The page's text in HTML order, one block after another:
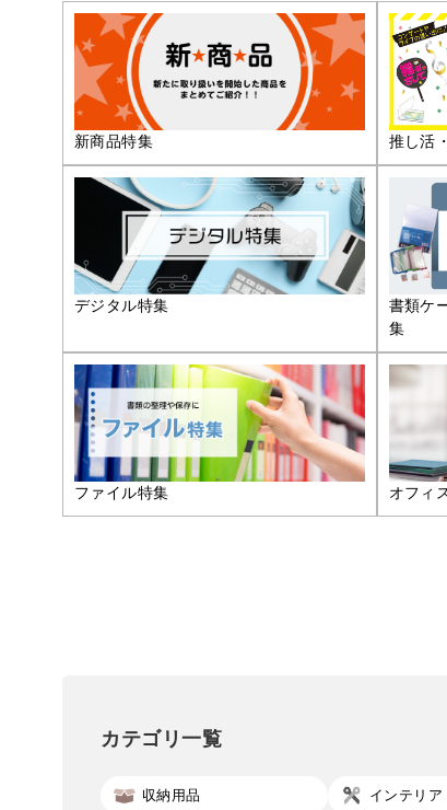
新商品特集 推し活
デジタル特集
書類ケ
集
ファイル特集 オフィ
カテゴリ一覧
収納用品 インテリア